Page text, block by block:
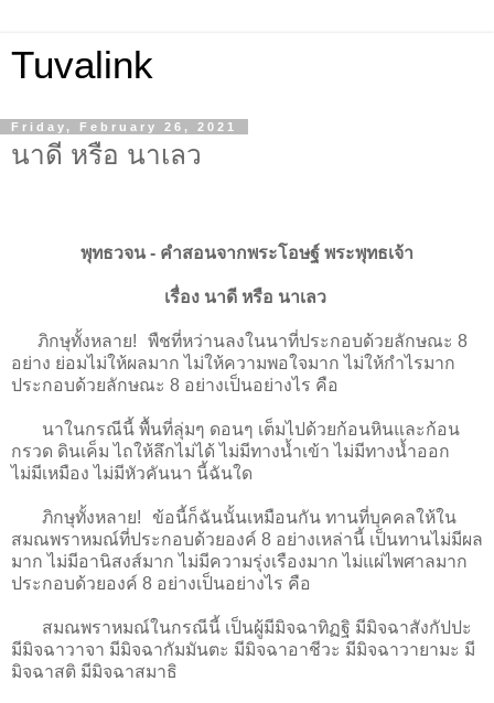
Tuvalink
Friday, February 26, 2021
นาดี หรือ นาเลว
พุทธวจน - คําสอนจากพระโอษฐ์ พระพุทธเจ้า
เรื่อง นาดี หรือ นาเลว
ภิกษุทั้งหลาย! พืชที่หว่านลงในนาที่ประกอบด้วยลักษณะ 8
อย่าง ย่อมไม่ให้ผลมาก ไม่ให้ความพอใจมาก ไม่ให้กำไรมาก
ประกอบด้วยลักษณะ 8 อย่างเป็นอย่างไร คือ
นาในกรณีนี้ พื้นที่ลุ่มๆ ดอนๆ เต็มไปด้วยก้อนหินและก้อน
กรวด ดินเค็ม ไถให้ลึกไม่ได้ ไม่มีทางน้ำเข้า ไม่มีทางน้ำออก
ไม่มีเหมือง ไม่มีหัวคันนา นี้ฉันใด
ภิกษุทั้งหลาย! ข้อนี้ก็ฉันนั้นเหมือนกัน ทานที่บุคคลให้ใน
สมณพราหมณ์ที่ประกอบด้วยองค์ 8 อย่างเหล่านี้ เป็นทานไม่มีผล
มาก ไม่มีอานิสงส์มาก ไม่มีความรุ่งเรืองมาก ไม่แผ่ไพศาลมาก
ประกอบด้วยองค์ 8 อย่างเป็นอย่างไร คือ
สมณพราหมณ์ในกรณีนี้ เป็นผู้มีมิจฉาทิฏฐิ มีมิจฉาสังกัปปะ
มีมิจฉาวาจา มีมิจฉากัมมันตะ มีมิจฉาอาชีวะ มีมิจฉาวายามะ มี
มิจฉาสติ มีมิจฉาสมาธิ